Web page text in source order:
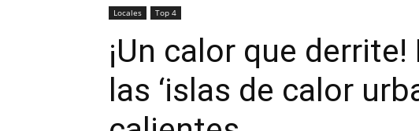
Locales Top 4
¡Un calor que
las ‘islas de calor